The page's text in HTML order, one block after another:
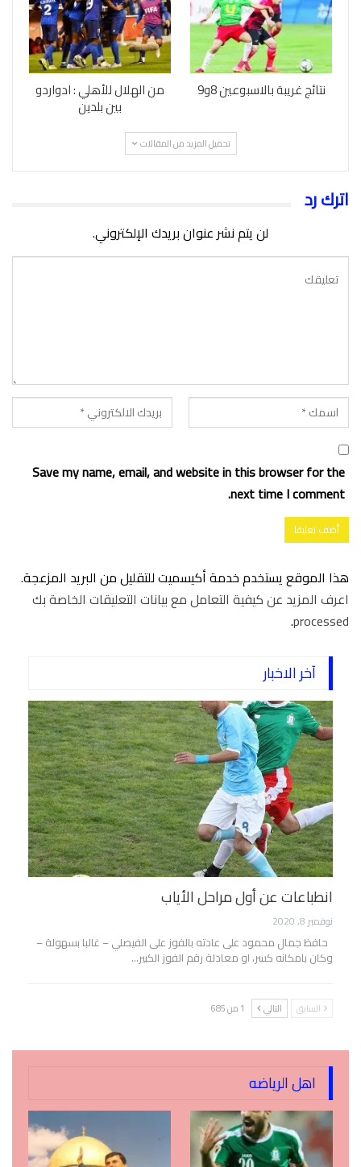
نتائج غريبة بالاسبوعين 8و9 من الهلال للأهلي : ادواردو
بين بلدين
تحميل المزيد من المقالات
اترك رد
لن يتم نشر عنوان بريدك الإلكتروني.
Save my name, email, and website in this browser for the
next time I comment.
هذا الموقع يستخدم خدمة أكيسميت للتقليل من البريد المزعجة.
اعرف المزيد عن كيفية التعامل مع بيانات التعليقات الخاصة بك
processed
.
آخر الاخبار
انطباعات عن أول مراحل الأياب
نوفمبر 8, 2020
حافظ جمال محمود على عادته بالفوز على الفيصلي – غالبا بسهولة –
وكان بامكانه كسر، او معادلة رقم الفوز الكبير…
السابق التالي 1 من 685
اهل الرياضه